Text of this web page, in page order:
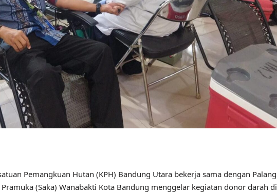
Pemangkuan Hutan (KPH) Bandung Utara bekerja sama dengan Palang
(Saka) Wanabakti Kota Bandung menggelar kegiatan donor darah di